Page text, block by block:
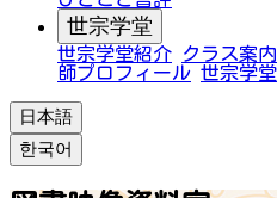
世宗学堂
世宗学堂紹介 クラス案内
師プロフィール 世宗学
日本語
한국어